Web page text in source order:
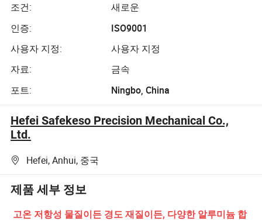
조건:
새로운
인증:
ISO9001
사용자 지정:
사용자 지정
자료:
금속
포트:
Ningbo, China
Hefei Safekeso Precision Mechanical Co.,
Ltd.
Hefei, Anhui, 중국
제품 세부 정보
고온 저항성 물질이든 경도 재질이든, 다양한 알루미늄 합